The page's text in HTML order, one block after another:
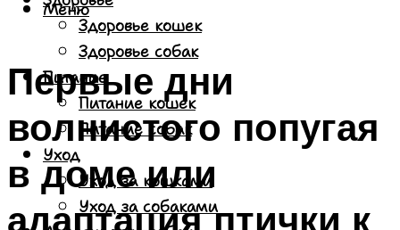
Здоровье кошек
Здоровье собак
Питание
Питание кошек
Питание собак
Уход
Уход за кошками
Уход за собаками
Меню
Первые дни
волнистого попугая
в доме или
адаптация птички к